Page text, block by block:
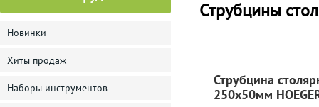
Новинки
Хиты продаж
Наборы инструментов
Струбцины
Струбцина
250x50мм